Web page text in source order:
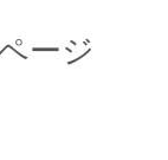
ージ